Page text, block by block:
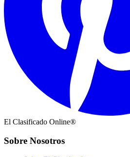
El Clasificado Online®
Sobre Nosotros